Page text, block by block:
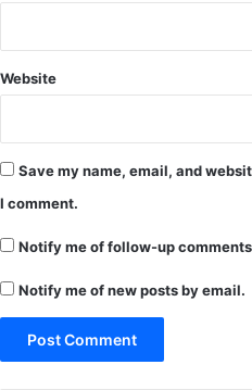
Website
Save my name, email, and
I comment.
Notify me of follow-up
Notify me of new posts by email.